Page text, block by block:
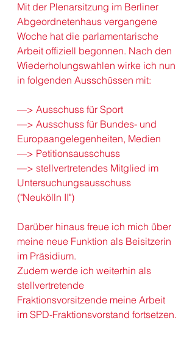
Mit der Plenarsitzung im Berliner
Abgeordnetenhaus vergangene
Woche hat die parlamentarische
Arbeit offiziell begonnen. Nach den
Wiederholungswahlen wirke ich nun
in folgenden Ausschüssen mit:
—> Ausschuss für Sport
—> Ausschuss für Bundes- und
Europaangelegenheiten, Medien
—> Petitionsausschuss
—> stellvertretendes Mitglied im
Untersuchungsausschuss
("Neukölln II")
Darüber hinaus freue ich mich über
meine neue Funktion als Beisitzerin
im Präsidium.
Zudem werde ich weiterhin als
stellvertretende
Fraktionsvorsitzende meine Arbeit
im SPD-Fraktionsvorstand fortsetzen.